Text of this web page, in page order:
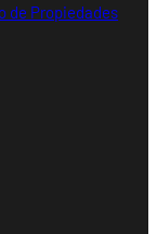
de Propiedades